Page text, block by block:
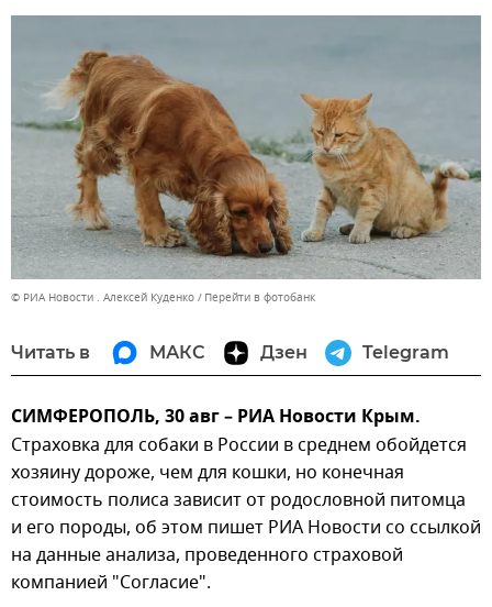
© РИА Новости . Алексей Куденко Перейти в фотобанк
Читать в МАКС Дзен Telegram
СИМФЕРОПОЛЬ, 30 авг – РИА Новости Крым.
Страховка для собаки в России в среднем обойдется
хозяину дороже, чем для кошки, но конечная
стоимость полиса зависит от родословной питомца
и его породы, об этом пишет РИА Новости со ссылкой
на данные анализа, проведенного страховой
компанией "Согласие".